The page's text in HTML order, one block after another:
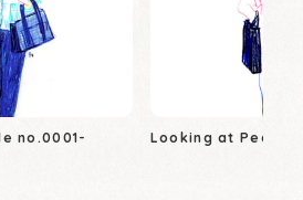
no.0001-
Looking at People